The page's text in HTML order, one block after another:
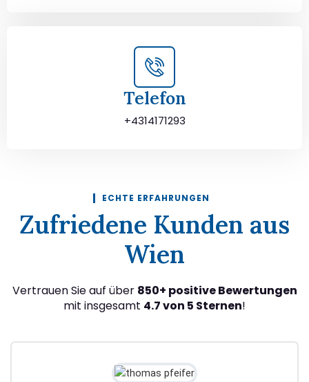
Telefon
+4314171293
ECHTE ERFAHRUNGEN
Zufriedene Kunden aus
Wien
Vertrauen Sie auf über 850+ positive Bewertungen
mit insgesamt 4.7 von 5 Sternen!